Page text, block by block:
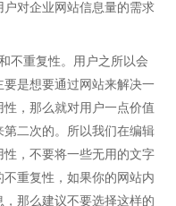
对企业网站信息量的需求
不重复性。用户之所以会
是想要通过网站来解决一
，那么就对用户一点价值
二次的。所以我们在编辑
，不要将一些无用的文字
重复性，如果你的网站内
那么建议不要选择这样的